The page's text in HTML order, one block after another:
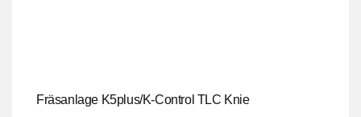
Fräsanlage K5plus/K-Control TLC Knie